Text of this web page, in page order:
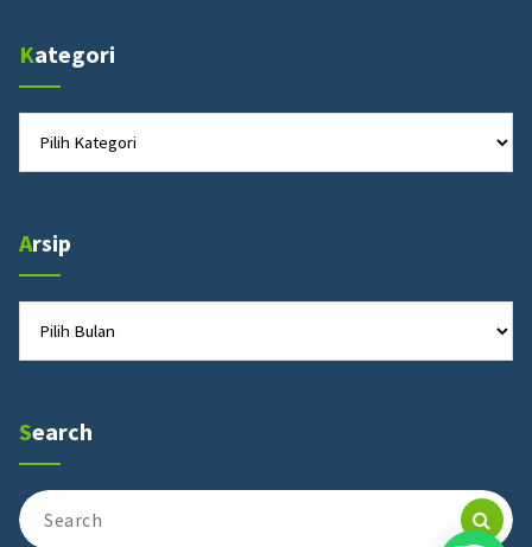
Kategori
Arsip
Search
Search
for: